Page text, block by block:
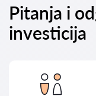
Pitanja i
investicija